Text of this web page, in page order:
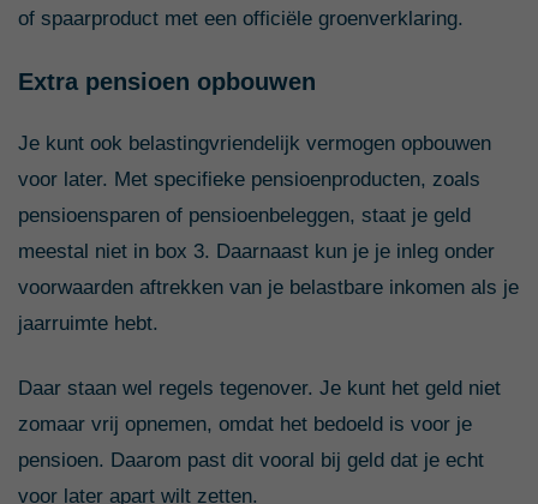
of spaarproduct met een officiële groenverklaring.
Extra pensioen opbouwen
Je kunt ook belastingvriendelijk vermogen opbouwen
voor later. Met specifieke pensioenproducten, zoals
pensioensparen of pensioenbeleggen, staat je geld
meestal niet in box 3. Daarnaast kun je je inleg onder
voorwaarden aftrekken van je belastbare inkomen als je
jaarruimte hebt.
Daar staan wel regels tegenover. Je kunt het geld niet
zomaar vrij opnemen, omdat het bedoeld is voor je
pensioen. Daarom past dit vooral bij geld dat je echt
voor later apart wilt zetten.